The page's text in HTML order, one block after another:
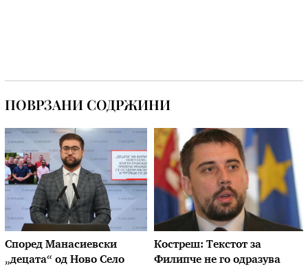
ПОВРЗАНИ СОДРЖИНИ
Според Манасиевски
„децата“ од Ново Село
Костреш: Текстот за
Филипче не го одразува